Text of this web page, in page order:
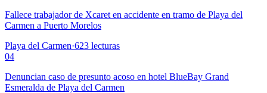
Fallece trabajador de Xcaret en accidente en tramo de Playa del
Carmen a Puerto Morelos
Playa del Carmen·623 lecturas
04
Denuncian caso de presunto acoso en hotel BlueBay Grand
Esmeralda de Playa del Carmen